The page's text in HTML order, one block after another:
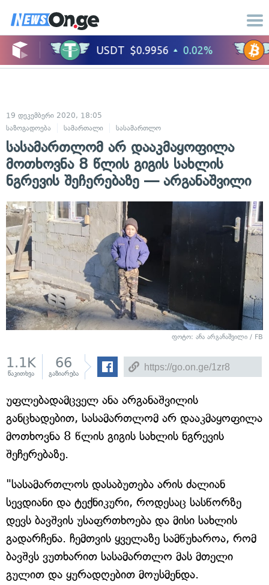
19 დეკემბერი 2020, 18:05
საზოგადოება
სამართალი სასამართლო
სასამართლომ არ დააკმაყოფილა
მოთხოვნა 8 წლის გიგის სახლის
ნგრევის შეჩერებაზე — არგანაშვილი
ფოტო: ანა არგანაშვილი / FB
1.1K
წაკითხვა
66
გაზიარება
უფლებადამცველ ანა არგანაშვილის
განცხადებით, სასამართლომ არ დააკმაყოფილა
მოთხოვნა 8 წლის გიგის სახლის ნგრევის
შეჩერებაზე.
"სასამართლოს დასაბუთება არის ძალიან
სევდიანი და ტექნიკური, როდესაც სასწორზე
დევს ბავშვის უსაფრთხოება და მისი სახლის
გადარჩენა. ჩემთვის ყველაზე სამწუხაროა, რომ
ბავშვს ვუთხარით სასამართლო მას მთელი
გულით და ყურადღებით მოუსმენდა.